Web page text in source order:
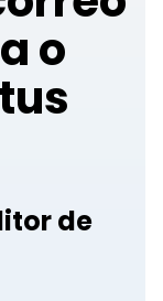
o
de